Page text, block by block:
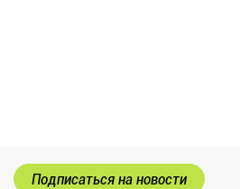
Подписаться на новости